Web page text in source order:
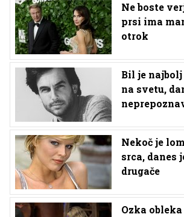
Ne boste
prsi ima
otrok
Bil je
na svetu,
Nekoč je
srca, danes
drugače
Ozka